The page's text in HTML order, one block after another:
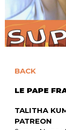
BACK
LE PAPE
TALITHA
PATREON